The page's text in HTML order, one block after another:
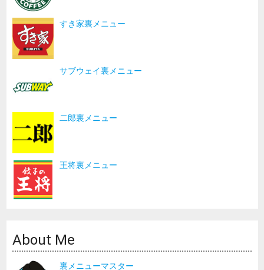
すき家裏メニュー
サブウェイ裏メニュー
二郎裏メニュー
王将裏メニュー
About Me
裏メニューマスター